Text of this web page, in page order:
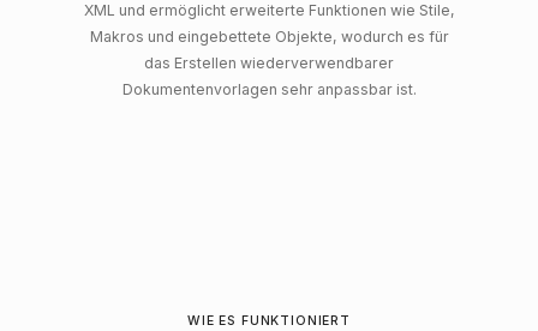
XML und ermöglicht erweiterte Funktionen wie Stile,
Makros und eingebettete Objekte, wodurch es für
das Erstellen wiederverwendbarer
Dokumentenvorlagen sehr anpassbar ist.
WIE ES FUNKTIONIERT